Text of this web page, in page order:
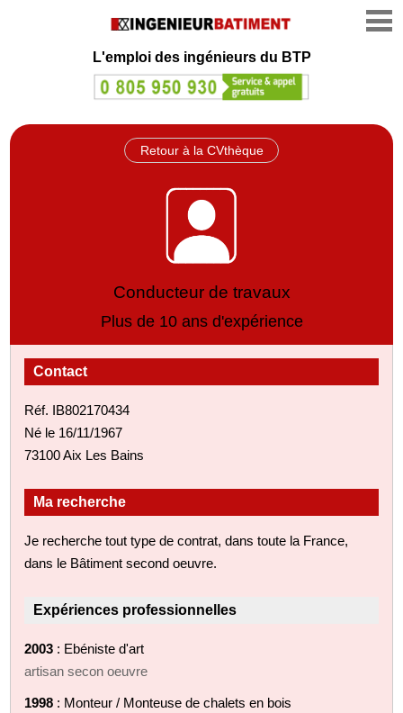
L'emploi des ingénieurs du BTP
Retour à la CVthèque
Conducteur de travaux
Plus de 10 ans d'expérience
Contact
Réf. IB802170434
Né le 16/11/1967
73100 Aix Les Bains
Ma recherche
Je recherche tout type de contrat, dans toute la France,
dans le Bâtiment second oeuvre.
Expériences professionnelles
2003 : Ebéniste d'art
artisan secon oeuvre
1998 : Monteur / Monteuse de chalets en bois